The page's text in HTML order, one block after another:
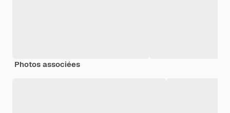
Photos associées